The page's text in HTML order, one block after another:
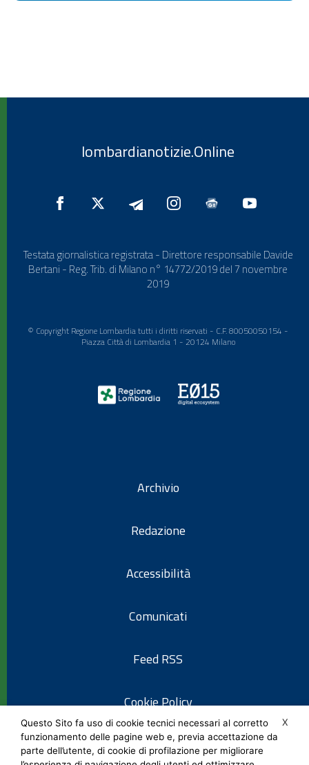
lombardianotizie.Online
Testata giornalistica registrata - Direttore responsabile Davide
Bertani - Reg. Trib. di Milano n° 14772/2019 del 7 novembre
2019
© Copyright Regione Lombardia tutti i diritti riservati - C.F. 80050050154 -
Piazza Città di Lombardia 1 - 20124 Milano
Archivio
Redazione
Accessibilità
Comunicati
Feed RSS
Cookie Policy
Informativa privacy
X
Questo Sito fa uso di cookie tecnici necessari al corretto
funzionamento delle pagine web e, previa accettazione da
parte dell’utente, di cookie di profilazione per migliorare